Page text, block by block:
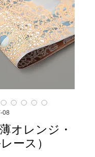
08
オレンジ・
ース）